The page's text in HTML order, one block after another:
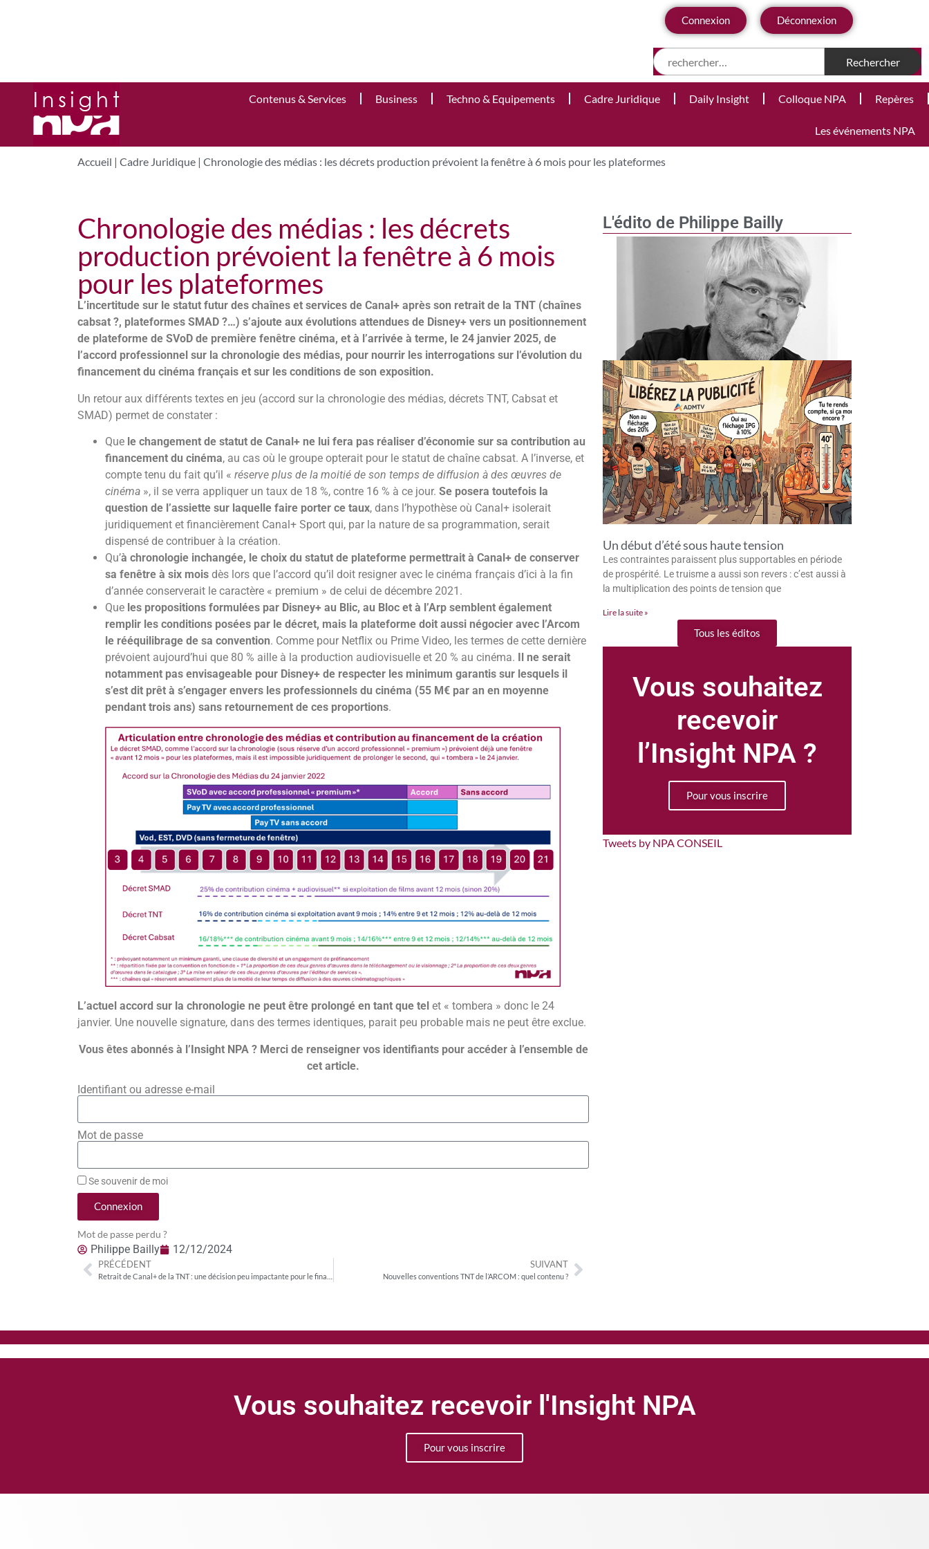
Connexion Déconnexion
Contenus & Services Business Techno & Equipements Cadre Juridique Daily Insight Colloque NPA Repères
Les événements NPA
Accueil | Cadre Juridique | Chronologie des médias : les décrets production prévoient la fenêtre à 6 mois pour les plateformes
L'édito de Philippe Bailly
Un début d’été sous haute tension
Les contraintes paraissent plus supportables en période
de prospérité. Le truisme a aussi son revers : c’est aussi à
la multiplication des points de tension que
Lire la suite »
Tous les éditos
Vous souhaitez
recevoir
l’Insight NPA ?
Pour vous inscrire
Tweets by NPA CONSEIL
Chronologie des médias : les décrets
production prévoient la fenêtre à 6 mois
pour les plateformes
L’incertitude sur le statut futur des chaînes et services de Canal+ après son retrait de la TNT (chaînes
cabsat ?, plateformes SMAD ?…) s’ajoute aux évolutions attendues de Disney+ vers un positionnement
de plateforme de SVoD de première fenêtre cinéma, et à l’arrivée à terme, le 24 janvier 2025, de
l’accord professionnel sur la chronologie des médias, pour nourrir les interrogations sur l’évolution du
financement du cinéma français et sur les conditions de son exposition.
Un retour aux différents textes en jeu (accord sur la chronologie des médias, décrets TNT, Cabsat et
SMAD) permet de constater :
Que le changement de statut de Canal+ ne lui fera pas réaliser d’économie sur sa contribution au
financement du cinéma, au cas où le groupe opterait pour le statut de chaîne cabsat. A l’inverse, et
compte tenu du fait qu’il «réserve plus de la moitié de son temps de diffusion à des œuvres de
cinéma », il se verra appliquer un taux de 18 %, contre 16 % à ce jour.Se posera toutefois la
question de l’assiette sur laquelle faire porter ce taux, dans l’hypothèse où Canal+ isolerait
juridiquement et financièrement Canal+ Sport qui, par la nature de sa programmation, serait
dispensé de contribuer à la création.
Qu’à chronologie inchangée, le choix du statut de plateforme permettrait à Canal+ de conserver
sa fenêtre à six mois dès lors que l’accord qu’il doit resigner avec le cinéma français d’ici à la fin
d’année conserverait le caractère « premium » de celui de décembre 2021.
Que les propositions formulées par Disney+ au Blic, au Bloc et à l’Arp semblent également
remplir les conditions posées par le décret, mais la plateforme doit aussi négocier avec l’Arcom
le rééquilibrage de sa convention. Comme pour Netflix ou Prime Video, les termes de cette dernière
prévoient aujourd’hui que 80 % aille à la production audiovisuelle et 20 % au cinéma.
Il ne serait
notamment pas envisageable pour Disney+ de respecter les minimum garantis sur lesquels il
s’est dit prêt à s’engager envers les professionnels du cinéma (55 M€ par an en moyenne
pendant trois ans) sans retournement de ces proportions.
L’actuel accord sur la chronologie ne peut être prolongé en tant que tel et « tombera » donc le 24
janvier. Une nouvelle signature, dans des termes identiques, parait peu probable mais ne peut être exclue.
Vous êtes abonnés à l’Insight NPA ? Merci de renseigner vos identifiants pour accéder à l’ensemble de
cet article.
Identifiant ou adresse e-mail
Mot de passe
Se souvenir de moi
Connexion
Mot de passe perdu ?
Philippe Bailly 12/12/2024
PRÉCÉDENT SUIVANT
Nouvelles conventions TNT de l’ARCOM : quel contenu ?
Vous souhaitez recevoir l'Insight NPA
Pour vous inscrire